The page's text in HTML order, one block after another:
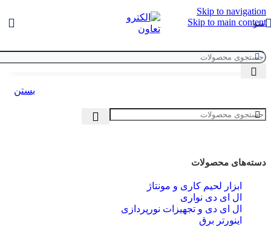
Skip to navigation
Skip to main content
منو
بستن
دسته‌های محصولات
ابزار لحیم کاری و مونتاژ
ال ای دی‌ نواری
ال‌ ای‌ دی و تجهیزات نورپردازی
اینورتر برق